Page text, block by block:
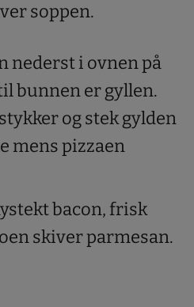
soppen.
nederst i ovnen på
bunnen er gyllen.
og stek gylden
mens pizzaen
bacon, frisk
skiver parmesan.